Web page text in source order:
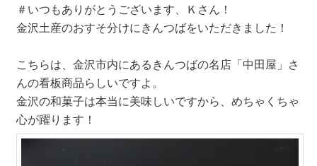
＃いつもありがとうございます、Ｋさん！
金沢土産のおすそ分けにきんつばをいただきました！
こちらは、金沢市内にあるきんつばの名店「中田屋」さ
んの看板商品らしいですよ。
金沢の和菓子は本当に美味しいですから、めちゃくちゃ
心が躍ります！